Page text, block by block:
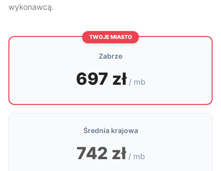
wykonawcą.
TWOJE MIASTO
Zabrze
697 zł / mb
Średnia krajowa
742 zł / mb